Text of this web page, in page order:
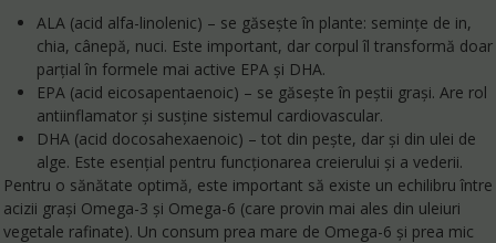
ALA (acid alfa-linolenic) – se găsește în plante: semințe de in,
chia, cânepă, nuci. Este important, dar corpul îl transformă doar
parțial în formele mai active EPA și DHA.
EPA (acid eicosapentaenoic) – se găsește în peștii grași. Are rol
antiinflamator și susține sistemul cardiovascular.
DHA (acid docosahexaenoic) – tot din pește, dar și din ulei de
alge. Este esențial pentru funcționarea creierului și a vederii.
Pentru o sănătate optimă, este important să existe un echilibru între
acizii grași Omega-3 și Omega-6 (care provin mai ales din uleiuri
vegetale rafinate). Un consum prea mare de Omega-6 și prea mic